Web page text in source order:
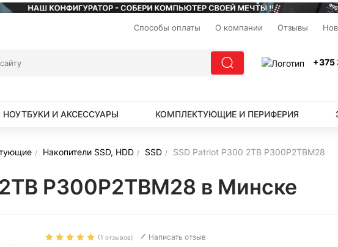
Способы оплаты О компании Отзывы
+375
НОУТБУКИ И АКСЕССУАРЫ КОМПЛЕКТУЮЩИЕ И ПЕРИФЕРИЯ
Накопители SSD, HDD SSD SSD Patriot P300 2TB P300P2TBM28
P300P2TBM28 в Минске
(1 отзывов) Написать отзыв